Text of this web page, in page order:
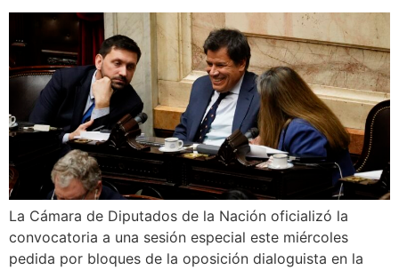
La Cámara de Diputados de la Nación oficializó la
convocatoria a una sesión especial este miércoles
pedida por bloques de la oposición dialoguista en la